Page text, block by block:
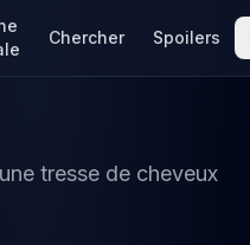
Chercher Spoilers
tresse de cheveux